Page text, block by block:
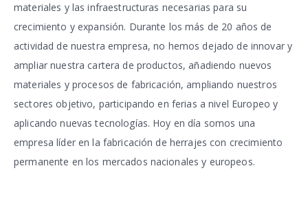
materiales y las infraestructuras necesarias para su
crecimiento y expansión. Durante los más de 20 años de
actividad de nuestra empresa, no hemos dejado de innovar y
ampliar nuestra cartera de productos, añadiendo nuevos
materiales y procesos de fabricación, ampliando nuestros
sectores objetivo, participando en ferias a nivel Europeo y
aplicando nuevas tecnologías. Hoy en día somos una
empresa líder en la fabricación de herrajes con crecimiento
permanente en los mercados nacionales y europeos.